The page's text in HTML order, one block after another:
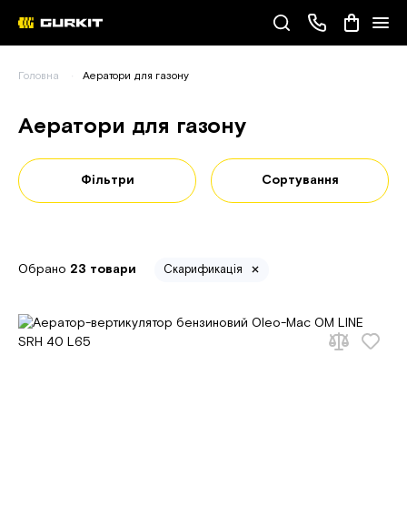
(093) 343-55-55
Головна Аератори для газону
Аератори для газону
Фільтри Сортування
Обрано 23 товари Скарификація